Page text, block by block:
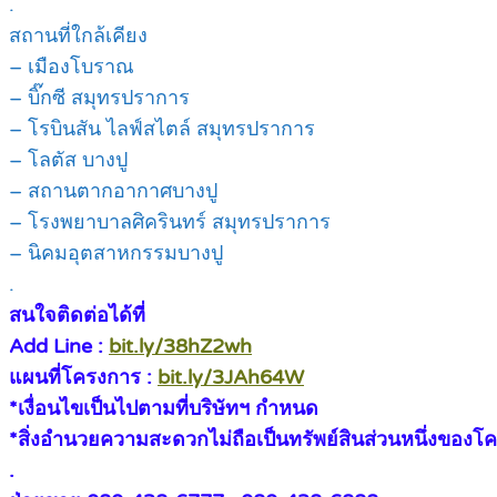
สถานที่ใกล้เคียง
– เมืองโบราณ
– บิ๊กซี สมุทรปราการ
– โรบินสัน ไลฟ์สไตล์ สมุทรปราการ
– โลตัส บางปู
– สถานตากอากาศบางปู
– โรงพยาบาลศิครินทร์ สมุทรปราการ
– นิคมอุตสาหกรรมบางปู
.
สนใจติดต่อได้ที่
Add Line : bit.ly/38hZ2wh
แผนที่โครงการ : bit.ly/3JAh64W
*เงื่อนไขเป็นไปตามที่บริษัทฯ กำหนด
*สิ่งอำนวยความสะดวกไม่ถือเป็นทรัพย์สินส่วนหนึ่งของโ
.